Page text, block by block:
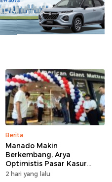
Berita
Manado Makin
Berkembang, Arya
Optimistis Pasar Kasur
Premium Tumbuh
2 hari yang lalu